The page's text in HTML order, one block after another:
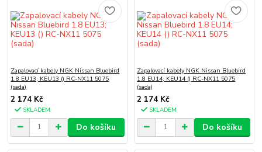
Zapalovací kabely NGK Nissan Bluebird
1.8 EU13; KEU13 () RC-NX11 5075
(sada)
2 174 Kč
SKLADEM
Do košíku
Zapalovací kabely NGK Nissan Bluebird
1.8 EU14; KEU14 () RC-NX11 5075
(sada)
2 174 Kč
SKLADEM
Do košíku